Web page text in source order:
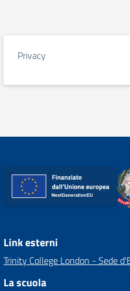
Privacy
Link esterni
Trinity College London - Sede
La scuola